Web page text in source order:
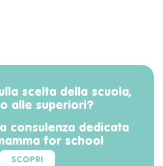
scelta della scuola,
alle superiori?
consulenza dedicata
for school
SCOPRI